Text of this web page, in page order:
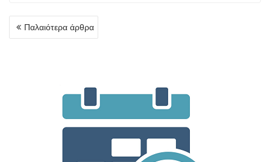
Πλοήγηση
άρθρων
Παλαιότερα άρθρα